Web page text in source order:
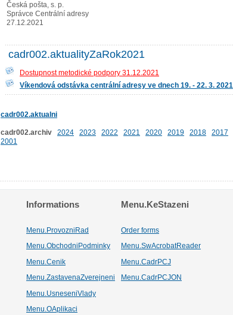
Česká pošta, s. p.
Správce Centrální adresy
27.12.2021
cadr002.aktualityZaRok2021
Dostupnost metodické podpory 31.12.2021
Víkendová odstávka centrální adresy ve dnech 19. - 22. 3. 2021
cadr002.aktualni
cadr002.archiv 2024 2023 2022 2021 2020 2019 2018 2017
2001
Informations Menu.KeStazeni
Menu.ProvozniRad Order forms
Menu.ObchodniPodminky
Menu.SwAcrobatReader
Menu.Cenik Menu.CadrPCJ
Menu.ZastavenaZverejneni
Menu.CadrPCJON
Menu.UsneseniVlady
Menu.OAplikaci